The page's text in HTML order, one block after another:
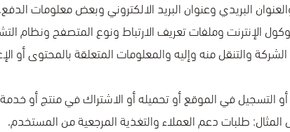
والتنقل منه وإليه والمعلومات المتعلقة بالمحتوى أو